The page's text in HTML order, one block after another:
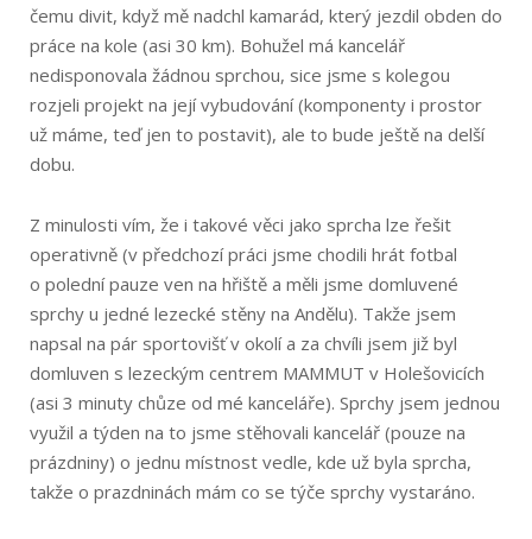
čemu divit, když mě nadchl kamarád, který jezdil obden do
práce na kole (asi 30 km). Bohužel má kancelář
nedisponovala žádnou sprchou, sice jsme s kolegou
rozjeli projekt na její vybudování (komponenty i prostor
už máme, teď jen to postavit), ale to bude ještě na delší
dobu.
Z minulosti vím, že i takové věci jako sprcha lze řešit
operativně (v předchozí práci jsme chodili hrát fotbal
o polední pauze ven na hřiště a měli jsme domluvené
sprchy u jedné lezecké stěny na Andělu). Takže jsem
napsal na pár sportovišť v okolí a za chvíli jsem již byl
domluven s lezeckým centrem MAMMUT v Holešovicích
(asi 3 minuty chůze od mé kanceláře). Sprchy jsem jednou
využil a týden na to jsme stěhovali kancelář (pouze na
prázdniny) o jednu místnost vedle, kde už byla sprcha,
takže o prazdninách mám co se týče sprchy vystaráno.